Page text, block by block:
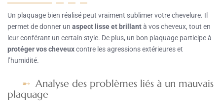
Un plaquage bien réalisé peut vraiment sublimer votre chevelure. Il
permet de donner un aspect lisse et brillantà vos cheveux, tout en
leur conférant un certain style. De plus, un bon plaquage participe à
protéger vos cheveuxcontre les agressions extérieures et
l’humidité.
Analyse des problèmes liés à un mauvais
plaquage